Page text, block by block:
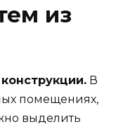
из
В
помещениях,
выделить